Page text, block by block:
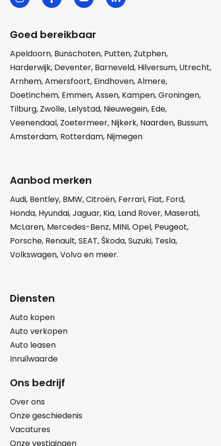
Goed bereikbaar
Apeldoorn, Bunschoten, Putten, Zutphen,
Harderwijk, Deventer, Barneveld, Hilversum, Utrecht,
Arnhem,Amersfoort, Eindhoven,Almere,
Doetinchem, Emmen,Assen, Kampen,Groningen,
Tilburg, Zwolle, Lelystad, Nieuwegein, Ede,
Veenendaal, Zoetermeer, Nijkerk, Naarden, Bussum,
Amsterdam, Rotterdam, Nijmegen
Aanbod merken
Audi, Bentley, BMW,Citroën, Ferrari, Fiat, Ford,
Honda, Hyundai,Jaguar, Kia, Land Rover, Maserati,
McLaren, Mercedes-Benz, MINI,Opel, Peugeot,
Porsche, Renault,SEAT, Škoda,Suzuki, Tesla,
Volkswagen,Volvoen meer.
Diensten
Auto kopen
Auto verkopen
Auto leasen
Inruilwaarde
Ons bedrijf
Over ons
Onze geschiedenis
Vacatures
Onze vestigingen